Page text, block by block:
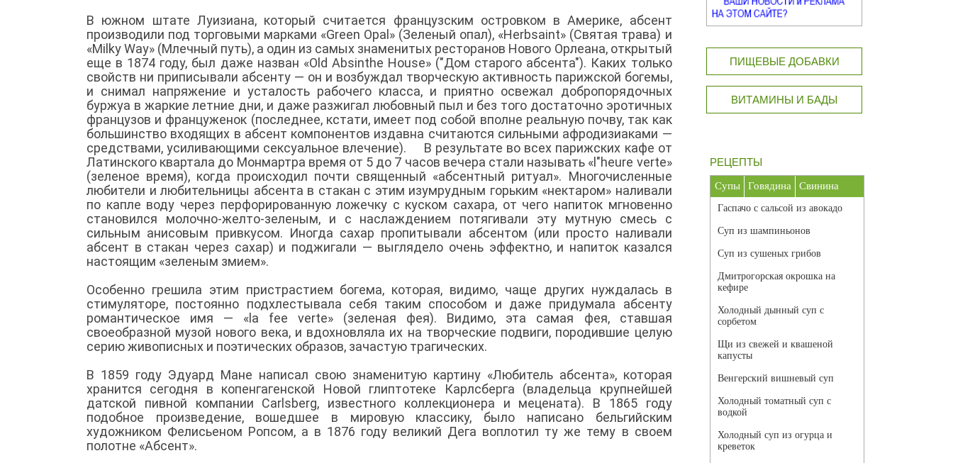
В южном штате Луизиана, который считается французским островком в Америке, абсент
производили под торговыми марками «Green Opal» (Зеленый опал), «Herbsaint» (Святая трава) и
«Milky Way» (Млечный путь), а один из самых знаменитых ресторанов Нового Орлеана, открытый
еще в 1874 году, был даже назван «Old Absinthe House» ("Дом старого абсента"). Каких только
свойств ни приписывали абсенту — он и возбуждал творческую активность парижской богемы,
и снимал напряжение и усталость рабочего класса, и приятно освежал добропорядочных
буржуа в жаркие летние дни, и даже разжигал любовный пыл и без того достаточно эротичных
французов и француженок (последнее, кстати, имеет под собой вполне реальную почву, так как
большинство входящих в абсент компонентов издавна считаются сильными афродизиаками —
средствами, усиливающими сексуальное влечение). В результате во всех парижских кафе от
Латинского квартала до Монмартра время от 5 до 7 часов вечера стали называть «l"heure verte»
(зеленое время), когда происходил почти священный «абсентный ритуал». Многочисленные
любители и любительницы абсента в стакан с этим изумрудным горьким «нектаром» наливали
по капле воду через перфорированную ложечку с куском сахара, от чего напиток мгновенно
становился молочно-желто-зеленым, и с наслаждением потягивали эту мутную смесь с
сильным анисовым привкусом. Иногда сахар пропитывали абсентом (или просто наливали
абсент в стакан через сахар) и поджигали — выглядело очень эффектно, и напиток казался
настоящим «зеленым змием».
Особенно грешила этим пристрастием богема, которая, видимо, чаще других нуждалась в
стимуляторе, постоянно подхлестывала себя таким способом и даже придумала абсенту
романтическое имя — «la fee verte» (зеленая фея). Видимо, эта самая фея, ставшая
своеобразной музой нового века, и вдохновляла их на творческие подвиги, породившие целую
серию живописных и поэтических образов, зачастую трагических.
В 1859 году Эдуард Мане написал свою знаменитую картину «Любитель абсента», которая
хранится сегодня в копенгагенской Новой глиптотеке Карлсберга (владельца крупнейшей
датской пивной компании Carlsberg, известного коллекционера и мецената). В 1865 году
подобное произведение, вошедшее в мировую классику, было написано бельгийским
художником Фелисьеном Ропсом, а в 1876 году великий Дега воплотил ту же тему в своем
полотне «Абсент».
ПИЩЕВЫЕ ДОБАВКИ
ВИТАМИНЫ И БАДЫ
РЕЦЕПТЫ
Супы Говядина Свинина
Гаспачо с сальсой из авокадо
Суп из шампиньонов
Суп из сушеных грибов
Дмитрогорская окрошка на
кефире
Холодный дынный суп с
сорбетом
Щи из свежей и квашеной
капусты
Венгерский вишневый суп
Холодный томатный суп с
водкой
Холодный суп из огурца и
креветок